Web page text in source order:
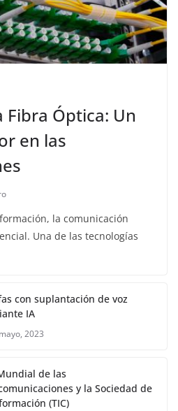
Fibra Óptica: Un
en las
la comunicación
Una de las tecnologías
con suplantación de voz
IA
2023
de las
y la Sociedad de
(TIC)